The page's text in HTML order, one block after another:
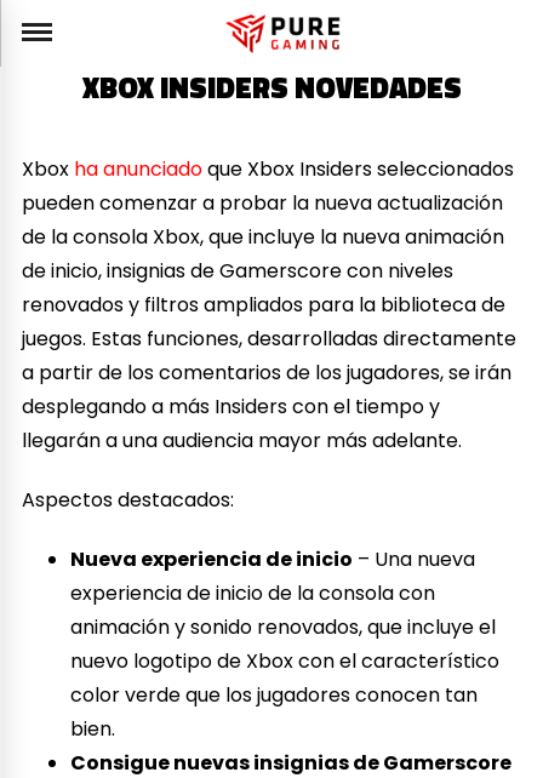
XBOX INSIDERS NOVEDADES
Xbox ha anunciadoque Xbox Insiders seleccionados
pueden comenzar a probar la nueva actualización
de la consola Xbox, que incluye la nueva animación
de inicio, insignias de Gamerscore con niveles
renovados y filtros ampliados para la biblioteca de
juegos. Estas funciones, desarrolladas directamente
a partir de los comentarios de los jugadores, se irán
desplegando a más Insiders con el tiempo y
llegarán a una audiencia mayor más adelante.
Aspectos destacados:
Nueva experiencia de inicio – Una nueva
experiencia de inicio de la consola con
animación y sonido renovados, que incluye el
nuevo logotipo de Xbox con el característico
color verde que los jugadores conocen tan
bien.
Consigue nuevas insignias de Gamerscore